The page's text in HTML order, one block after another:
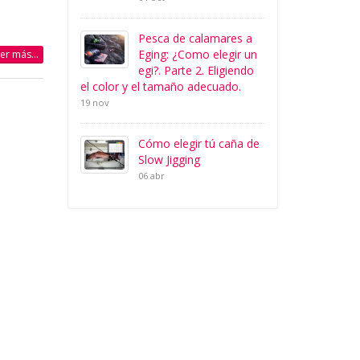
más...
Pesca de calamares a
Eging: ¿Como elegir un
egi?. Parte 2. Eligiendo
el color y el tamaño adecuado.
19 nov
Cómo elegir tú caña de
Slow Jigging
06 abr